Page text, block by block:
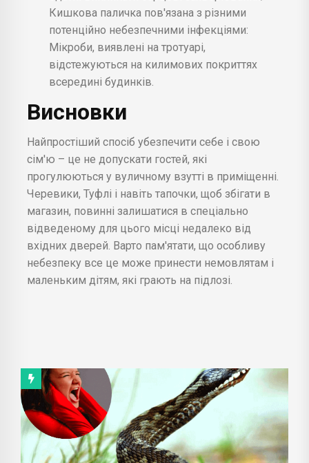
Кишкова паличка пов'язана з різними
потенційно небезпечними інфекціями:
Мікроби, виявлені на тротуарі,
відстежуються на килимових покриттях
всередині будинків.
Висновки
Найпростіший спосіб убезпечити себе і свою
сім'ю – це не допускати гостей, які
прогулюються у вуличному взутті в приміщенні.
Черевики, Туфлі і навіть тапочки, щоб збігати в
магазин, повинні залишатися в спеціально
відведеному для цього місці недалеко від
вхідних дверей. Варто пам'ятати, що особливу
небезпеку все це може принести немовлятам і
маленьким дітям, які грають на підлозі.